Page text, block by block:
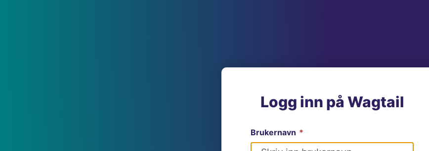
Logg inn på Wagtail
Brukernavn *